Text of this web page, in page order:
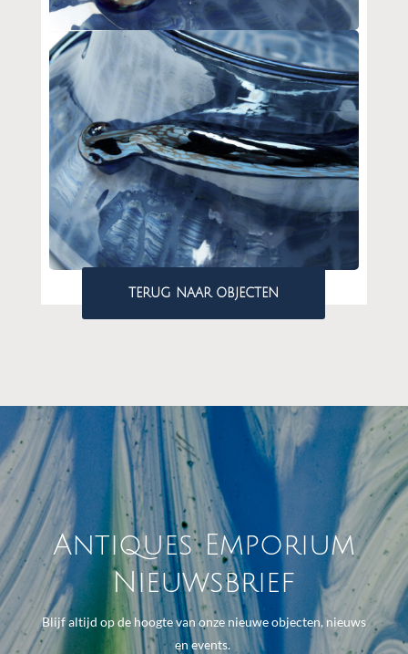
TERUG NAAR OBJECTEN
Antiques Emporium
Nieuwsbrief
Blijf altijd op de hoogte van onze nieuwe objecten, nieuws
en events.